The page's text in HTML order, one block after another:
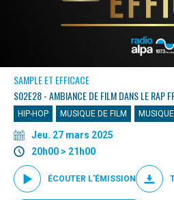
SAMPLE ET EFFICACE
S02E28 - AMBIANCE DE FILM DANS LE RAP
HIP-HOP MUSIQUE DE FILM
Jeu. 27 mars 2025
20h00 > 21h00
ÉCOUTER L'ÉMISSION